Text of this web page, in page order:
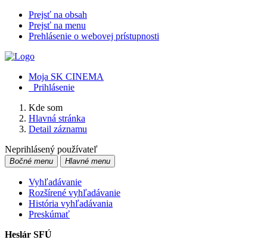
Prejsť na obsah
Prejsť na menu
Prehlásenie o webovej prístupnosti
Moja SK CINEMA
Prihlásenie
Kde som
Hlavná stránka
Detail záznamu
Neprihlásený používateľ
Bočné menu Hlavné menu
Vyhľadávanie
Rozšírené vyhľadávanie
História vyhľadávania
Preskúmať
Heslár SFÚ